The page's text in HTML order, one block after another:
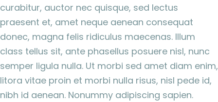
curabitur, auctor nec quisque, sed lectus
praesent et, amet neque aenean consequat
donec, magna felis ridiculus maecenas. Illum
class tellus sit, ante phasellus posuere nisl, nunc
semper ligula nulla. Ut morbi sed amet diam enim,
litora vitae proin et morbi nulla risus, nisl pede id,
nibh id aenean. Nonummy adipiscing sapien.